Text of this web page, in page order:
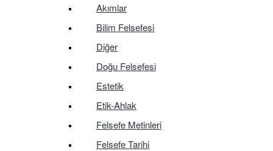
Akımlar
Bilim Felsefesi
Diğer
Doğu Felsefesi
Estetik
Etik-Ahlak
Felsefe Metinleri
Felsefe Tarihi